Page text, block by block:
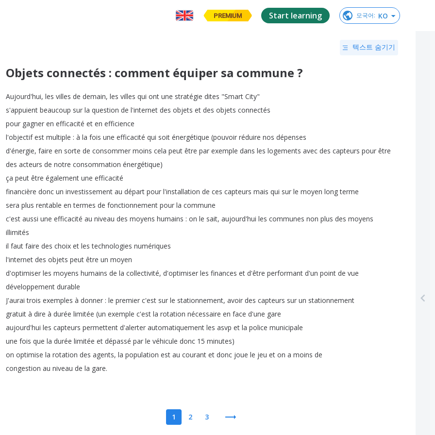
PREMIUM Start learning 모국어: KO
텍스트 숨기기
Objets connectés : comment équiper sa commune ?
Aujourd'hui, les villes de demain, les villes qui ont une stratégie dites "Smart City"
s'appuient beaucoup sur la question de l'internet des objets et des objets connectés
pour gagner en efficacité et en efficience
l'objectif est multiple : à la fois une efficacité qui soit énergétique (pouvoir réduire nos dépenses
d'énergie, faire en sorte de consommer moins cela peut être par exemple dans les logements avec des capteurs pour être
des acteurs de notre consommation énergétique)
ça peut être également une efficacité
financière donc un investissement au départ pour l'installation de ces capteurs mais qui sur le moyen long terme
sera plus rentable en termes de fonctionnement pour la commune
c'est aussi une efficacité au niveau des moyens humains : on le sait, aujourd'hui les communes non plus des moyens
illimités
il faut faire des choix et les technologies numériques
l'internet des objets peut être un moyen
d'optimiser les moyens humains de la collectivité, d'optimiser les finances et d'être performant d'un point de vue
développement durable
J'aurai trois exemples à donner : le premier c'est sur le stationnement, avoir des capteurs sur un stationnement
gratuit à dire à durée limitée (un exemple c'est la rotation nécessaire en face d'une gare
aujourd'hui les capteurs permettent d'alerter automatiquement les asvp et la police municipale
une fois que la durée limitée et dépassé par le véhicule donc 15 minutes)
on optimise la rotation des agents, la population est au courant et donc joue le jeu et on a moins de
congestion au niveau de la gare.
1 2 3